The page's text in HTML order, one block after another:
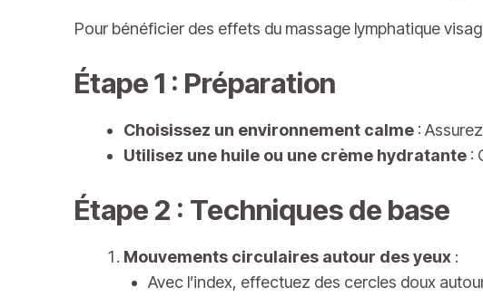
Pour bénéficier des effets du massage lymphatique
Étape 1 : Préparation
Choisissez un environnement calme :
Utilisez une huile ou une crème hydratante :
Étape 2 : Techniques de base
Mouvements circulaires autour des yeux :
Avec l’index, effectuez des cercles doux